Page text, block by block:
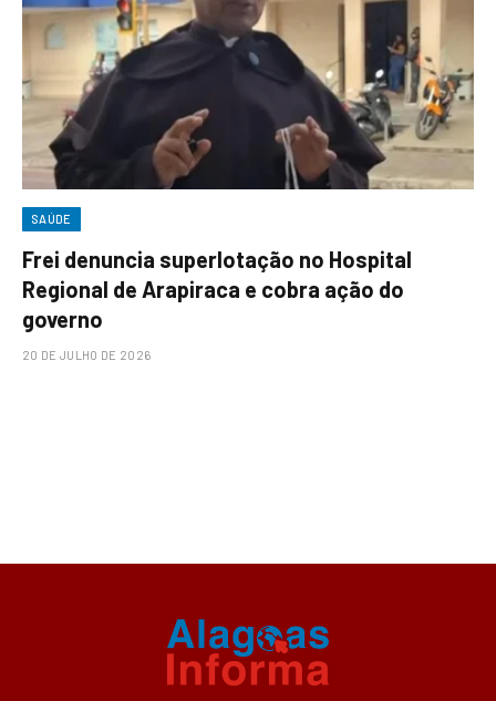
SAÚDE
Frei denuncia superlotação no Hospital
Regional de Arapiraca e cobra ação do
governo
20 DE JULHO DE 2026